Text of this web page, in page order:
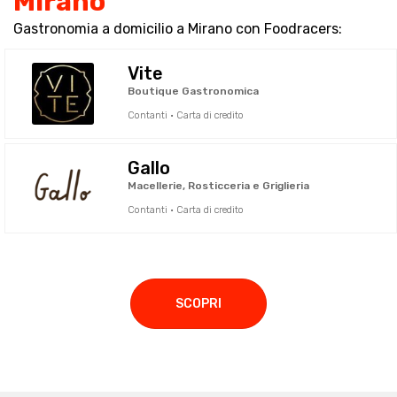
Gastronomia a domicilio a Mirano con Foodracers:
Vite
Boutique Gastronomica
Contanti · Carta di credito
Gallo
Macellerie, Rosticceria e Griglieria
Contanti · Carta di credito
SCOPRI